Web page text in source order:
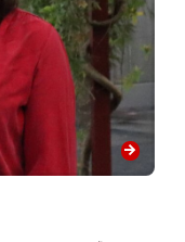
arrow_forward